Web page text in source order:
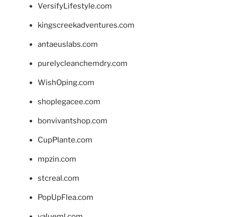
VersifyLifestyle.com
kingscreekadventures.com
antaeuslabs.com
purelycleanchemdry.com
WishOping.com
shoplegacee.com
bonvivantshop.com
CupPlante.com
mpzin.com
stcreal.com
PopUpFlea.com